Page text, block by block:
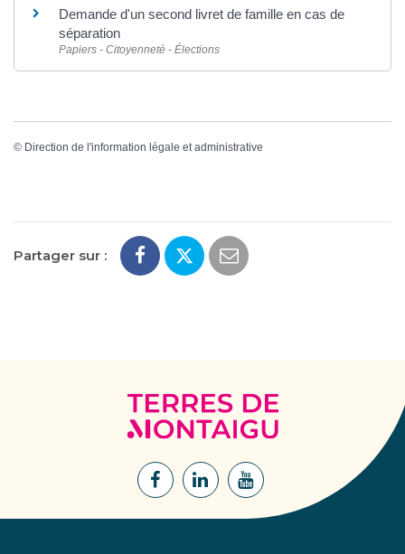
Demande d'un second livret de famille en cas de
séparation
Papiers - Citoyenneté - Élections
© Direction de l'information légale et administrative
Partager sur :
Terres
de
Montaigu
Lien
Lien
Lien